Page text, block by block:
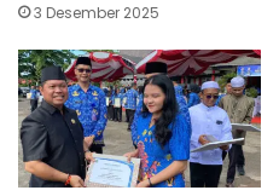
3 Desember 2025